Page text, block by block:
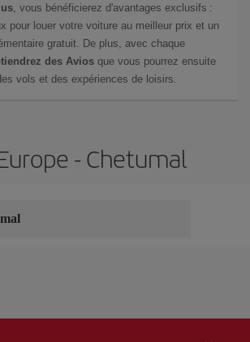
, vous bénéficierez d'avantages exclusifs :
pour louer votre voiture au meilleur prix et un
gratuit. De plus, avec chaque
des Avios que vous pourrez ensuite
vols et des expériences de loisirs.
- Chetumal